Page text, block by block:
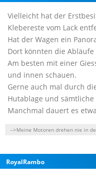
Vielleicht hat der
Klebereste vom Lack
Hat der Wagen ein
Dort könnten die Abläufe
Am besten mit einer
und innen schauen.
Gerne auch mal durch
Hutablage und sämtliche
Manchmal dauert es
-->Meine Motoren drehen nie in
RoyalRambo